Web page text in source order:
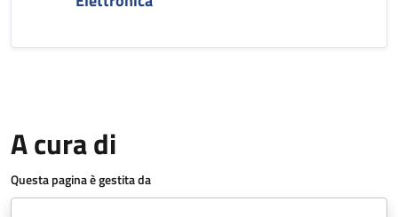
A cura di
Questa pagina è gestita da